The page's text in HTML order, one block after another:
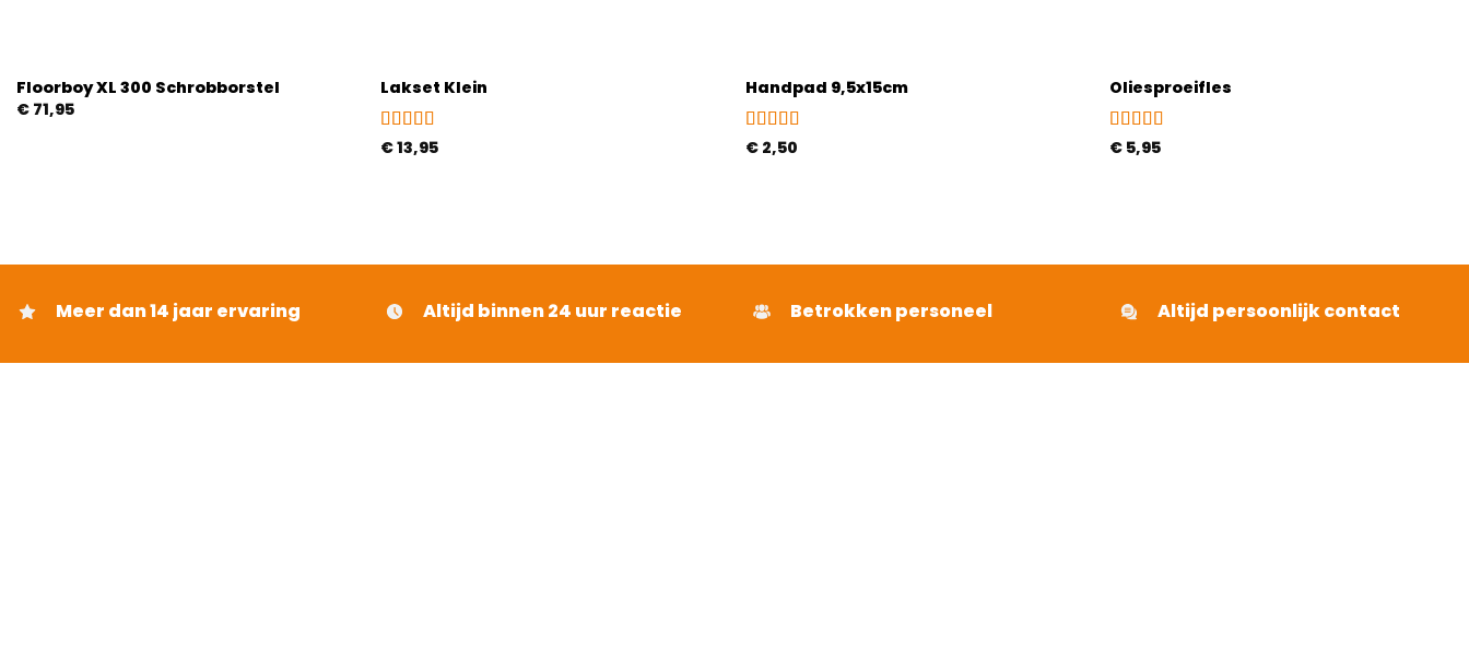
Floorboy XL 300 Schrobborstel
€71,95
Lakset Klein
Gewaardeerd
€13,95
Handpad 9,5x15cm
Gewaardeerd
€2,50
Oliesproeifles
Gewaardeerd
€ 5,95
Meer dan 14 jaar ervaring Altijd binnen 24 uur reactie Betrokken personeel Altijd persoonlijk contact